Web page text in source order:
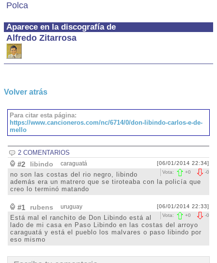
Polca
Aparece en la discografía de
Alfredo Zitarrosa
Volver atrás
Para citar esta página:
https://www.cancioneros.com/nc/6714/0/don-libindo-carlos-e-de-
mello
2 COMENTARIOS
#2 libindo caraguatá [06/01/2014 22:34]
-0
Vota: +0
no son las costas del rio negro, libindo
además era un matrero que se tiroteaba con la policía que
creo lo terminó matando
#1 rubens uruguay [06/01/2014 22:33]
-0
Vota: +0
Está mal el ranchito de Don Libindo está al
lado de mi casa en Paso Libindo en las costas del arroyo
caraguatá y está el pueblo los malvares o paso libindo por
eso mismo